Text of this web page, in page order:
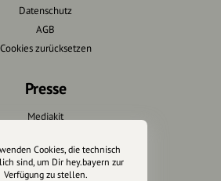
Datenschutz
AGB
Cookies zurücksetzen
Presse
Mediakit
Presseberichte
Cookies, die technisch
sind, um Dir hey.bayern zur
Verfügung zu stellen.